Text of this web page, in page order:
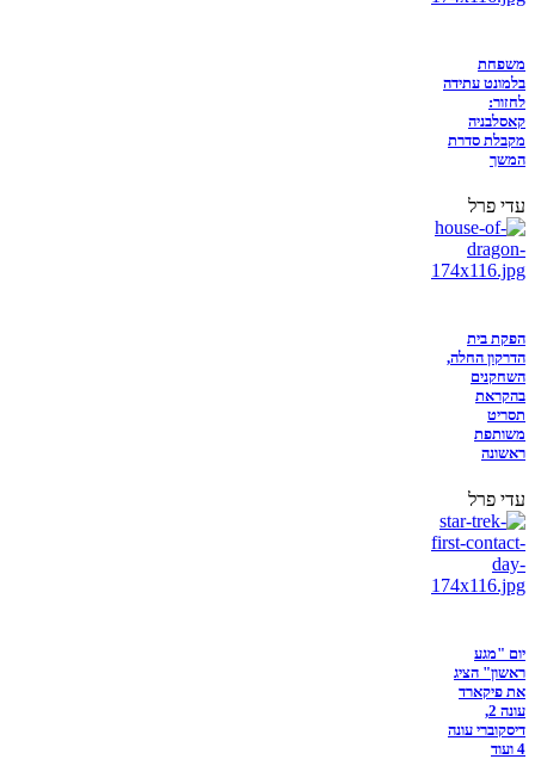
משפחת
בלמונט עתידה
לחזור:
קאסלבניה
מקבלת סדרת
המשך
עדי פרל
הפקת בית
הדרקון החלה,
השחקנים
בהקראת
תסריט
משותפת
ראשונה
עדי פרל
יום "מגע
ראשון" הציג
את פיקארד
עונה 2,
דיסקוברי עונה
4 ועוד